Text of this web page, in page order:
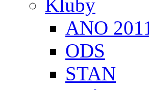
Kluby
ANO
ODS
STAN